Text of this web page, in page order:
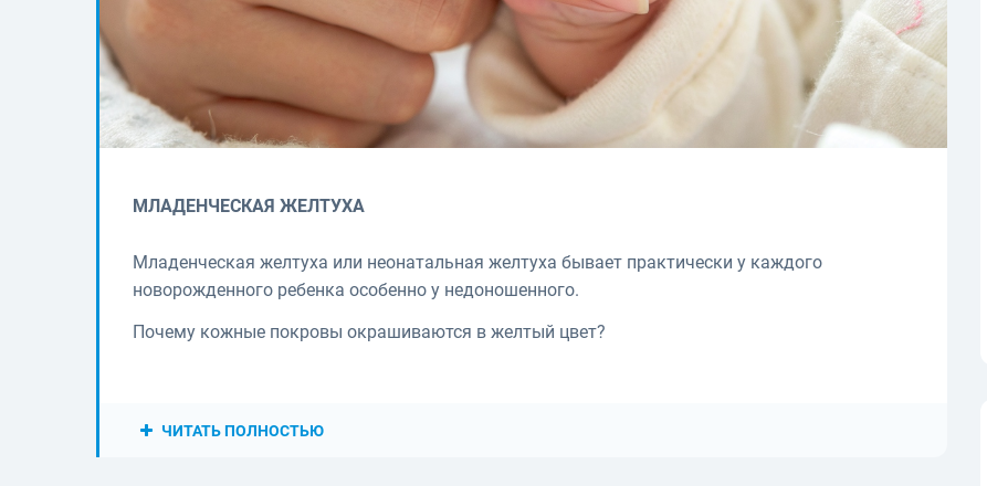
МЛАДЕНЧЕСКАЯ ЖЕЛТУХА
Младенческая желтуха или неонатальная желтуха бывает практически у каждого
новорожденного ребенка особенно у недоношенного.
Почему кожные покровы окрашиваются в желтый цвет?
ЧИТАТЬ ПОЛНОСТЬЮ